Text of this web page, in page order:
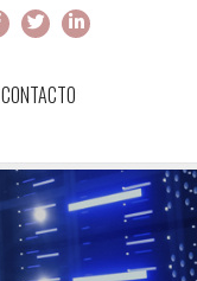
CONTACTO